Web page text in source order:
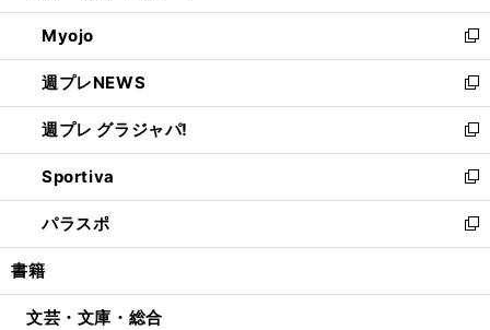
開
く
ウ
で
開
く
ン
ド
ウ
で
開
く
ウ
ィ
ン
ド
ウ
で
開
く
Myojo
新
し
い
ウ
ィ
ン
ド
ウ
で
開
週プレNEWS
新
し
い
ウ
ィ
ン
ド
ウ
開
週プレ グラジャパ!
新
し
い
ウ
ィ
ン
ウ
Sportiva
新
し
い
ウ
ン
パラスポ
新
し
ウ
書籍
文芸・文庫・総合